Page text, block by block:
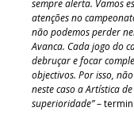
sempre alerta. Vamos
atenções no
não podemos perder
Avanca. Cada jogo do
debruçar e focar
objectivos. Por isso,
neste caso a Artística
superioridade”–